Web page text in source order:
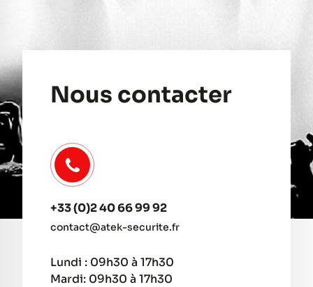
Nous contacter
+33 (0)2 40 66 99 92
contact@atek-securite.fr
Lundi : 09h30 à 17h30
Mardi: 09h30 à 17h30